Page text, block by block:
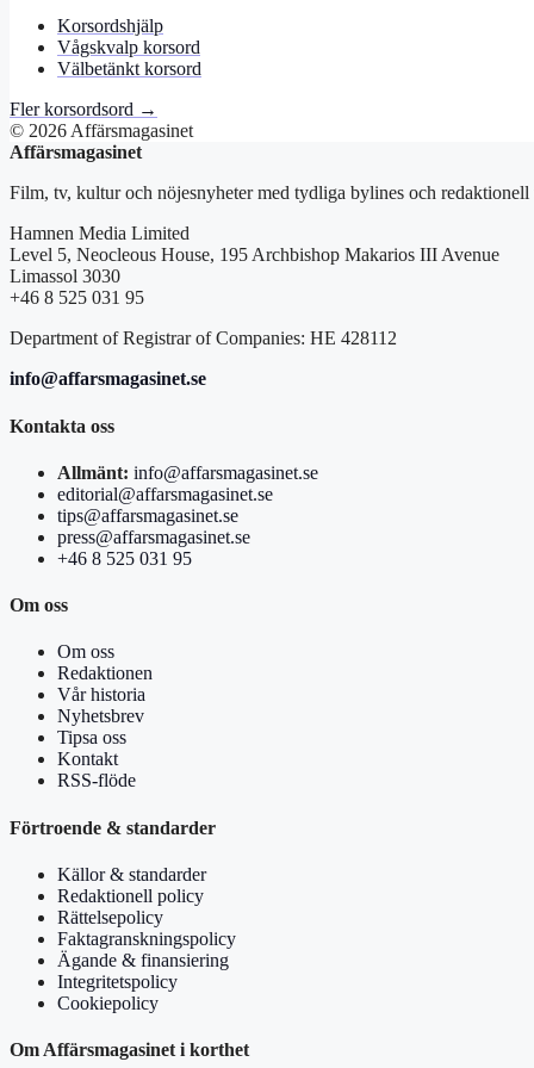
Korsordshjälp
Vågskvalp korsord
Välbetänkt korsord
Fler korsordsord →
© 2026 Affärsmagasinet
Affärsmagasinet
Film, tv, kultur och nöjesnyheter med tydliga bylines och redaktionell
Hamnen Media Limited
Level 5, Neocleous House, 195 Archbishop Makarios III Avenue
Limassol 3030
+46 8 525 031 95
Department of Registrar of Companies: HE 428112
info@affarsmagasinet.se
Kontakta oss
Allmänt: info@affarsmagasinet.se
editorial@affarsmagasinet.se
tips@affarsmagasinet.se
press@affarsmagasinet.se
+46 8 525 031 95
Om oss
Om oss
Redaktionen
Vår historia
Nyhetsbrev
Tipsa oss
Kontakt
RSS-flöde
Förtroende & standarder
Källor & standarder
Redaktionell policy
Rättelsepolicy
Faktagranskningspolicy
Ägande & finansiering
Integritetspolicy
Cookiepolicy
Om Affärsmagasinet i korthet